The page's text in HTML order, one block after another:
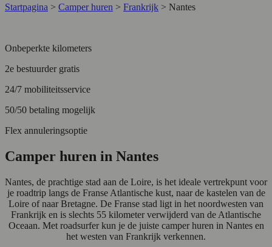
Startpagina > Camper huren > Frankrijk > Nantes
Onbeperkte kilometers
2e bestuurder gratis
24/7 mobiliteitsservice
50/50 betaling mogelijk
Flex annuleringsoptie
Camper huren in Nantes
Nantes, de prachtige stad aan de Loire, is het ideale vertrekpunt voor
je roadtrip langs de Franse Atlantische kust, naar de kastelen van de
Loire of naar Bretagne. De Franse stad ligt in het noordwesten van
Frankrijk en is slechts 55 kilometer verwijderd van de Atlantische
Oceaan. Met roadsurfer kun je de juiste camper huren in Nantes en
het westen van Frankrijk verkennen.